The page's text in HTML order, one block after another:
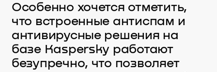
Особенно хочется отметить,
что встроенные антиспам и
антивирусные решения на
базе Kaspersky работают
безупречно, что позволяет